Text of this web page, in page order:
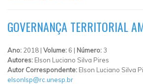
GOVERNANÇA TERRITORIAL
Ano: 2018 | Volume: 6 | Número: 3
Autores: Elson Luciano Silva Pires
Autor Correspondente: Elson Luciano Silva
elsonlsp@rc.unesp.br